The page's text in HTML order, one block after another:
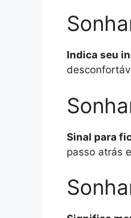
Indica seu
Sinal para
passo atrás